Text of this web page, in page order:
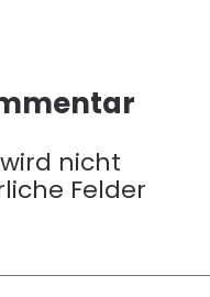
nicht
Felder